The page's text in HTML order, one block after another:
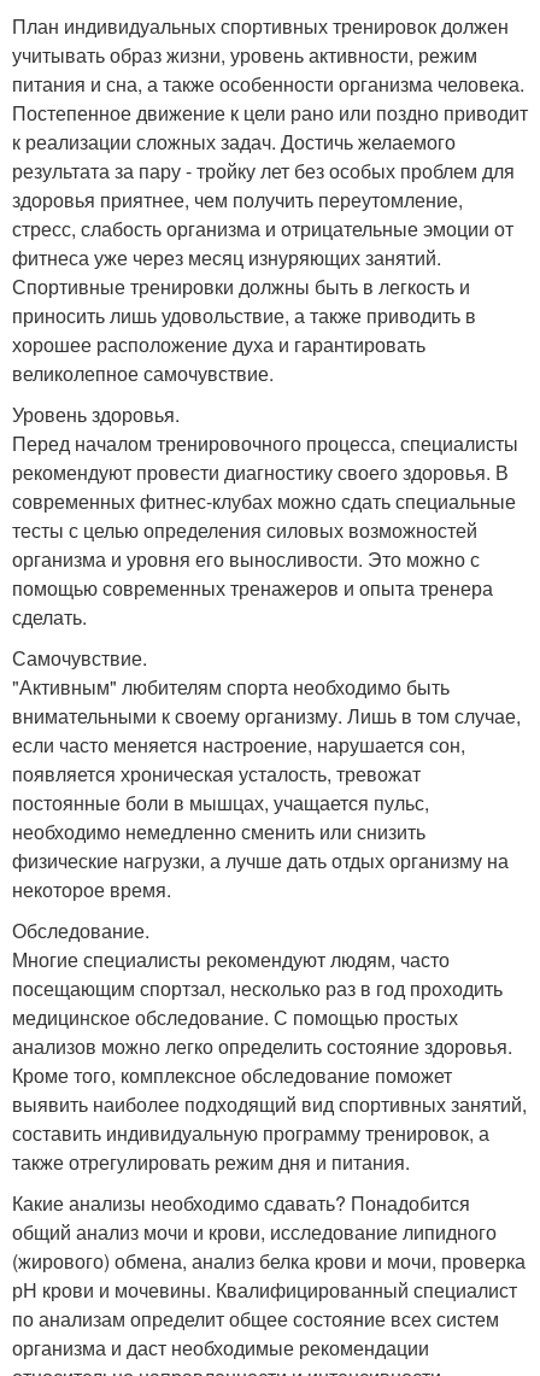
План индивидуальных спортивных тренировок должен
учитывать образ жизни, уровень активности, режим
питания и сна, а также особенности организма человека.
Постепенное движение к цели рано или поздно приводит
к реализации сложных задач. Достичь желаемого
результата за пару - тройку лет без особых проблем для
здоровья приятнее, чем получить переутомление,
стресс, слабость организма и отрицательные эмоции от
фитнеса уже через месяц изнуряющих занятий.
Спортивные тренировки должны быть в легкость и
приносить лишь удовольствие, а также приводить в
хорошее расположение духа и гарантировать
великолепное самочувствие.
Уровень здоровья.
Перед началом тренировочного процесса, специалисты
рекомендуют провести диагностику своего здоровья. В
современных фитнес-клубах можно сдать специальные
тесты с целью определения силовых возможностей
организма и уровня его выносливости. Это можно с
помощью современных тренажеров и опыта тренера
сделать.
Самочувствие.
"Активным" любителям спорта необходимо быть
внимательными к своему организму. Лишь в том случае,
если часто меняется настроение, нарушается сон,
появляется хроническая усталость, тревожат
постоянные боли в мышцах, учащается пульс,
необходимо немедленно сменить или снизить
физические нагрузки, а лучше дать отдых организму на
некоторое время.
Обследование.
Многие специалисты рекомендуют людям, часто
посещающим спортзал, несколько раз в год проходить
медицинское обследование. С помощью простых
анализов можно легко определить состояние здоровья.
Кроме того, комплексное обследование поможет
выявить наиболее подходящий вид спортивных занятий,
составить индивидуальную программу тренировок, а
также отрегулировать режим дня и питания.
Какие анализы необходимо сдавать? Понадобится
общий анализ мочи и крови, исследование липидного
(жирового) обмена, анализ белка крови и мочи, проверка
рН крови и мочевины. Квалифицированный специалист
по анализам определит общее состояние всех систем
организма и даст необходимые рекомендации